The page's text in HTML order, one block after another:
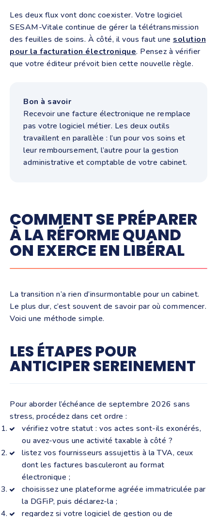
Les deux flux vont donc coexister. Votre logiciel
SESAM-Vitale continue de gérer la télétransmission
des feuilles de soins. À côté, il vous faut une solution
pour la facturation électronique. Pensez à vérifier
que votre éditeur prévoit bien cette nouvelle règle.
Bon à savoir
Recevoir une facture électronique ne remplace
pas votre logiciel métier. Les deux outils
travaillent en parallèle : l’un pour vos soins et
leur remboursement, l’autre pour la gestion
administrative et comptable de votre cabinet.
COMMENT SE PRÉPARER
À LA RÉFORME QUAND
ON EXERCE EN LIBÉRAL
La transition n’a rien d’insurmontable pour un cabinet.
Le plus dur, c’est souvent de savoir par où commencer.
Voici une méthode simple.
LES ÉTAPES POUR
ANTICIPER SEREINEMENT
Pour aborder l’échéance de septembre 2026 sans
stress, procédez dans cet ordre :
vérifiez votre statut : vos actes sont-ils exonérés,
ou avez-vous une activité taxable à côté ?
listez vos fournisseurs assujettis à la TVA, ceux
dont les factures basculeront au format
électronique ;
choisissez une plateforme agréée immatriculée par
la DGFiP, puis déclarez-la ;
regardez si votre logiciel de gestion ou de